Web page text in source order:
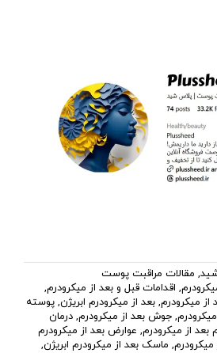
, مقالات مراقبت پوست
, اقدامات قبل و بعد از میکرودرم,
از میکرودرم, بعد از میکرودرم ابریژن, پوسته
, جوش بعد از میکرودرم, درمان
بعد از میکرودرم, عوارض بعد از میکرودرم
, ماسک بعد از میکرودرم ابریژن,